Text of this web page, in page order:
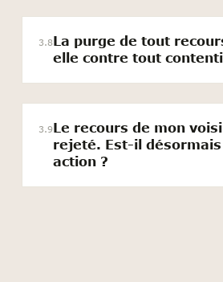
3.8La purge de tout
elle contre tout
3.9Le recours de mon
rejeté. Est-il désormais
action ?